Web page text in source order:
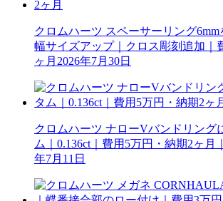
クロムハーツ スペーサーリング
幅サイズアップ｜クロス彫刻追加｜
ヶ月 2026年7月30日
クロムハーツ ナローVバンドリング
ム｜0.136ct｜費用5万円・納期2ヶ月
年7月11日